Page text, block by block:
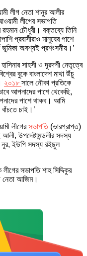
লীগ নেতা শানুর আলীর
লীগের সভাপতি
চৌধুরী। বক্তব্যে তিনি
প্রবাসীরাও মানুষের পাশে
ভূমিকা অবশ্যই প্রশংসনীয়।’
সাহসী ও দূরদর্শী নেতৃত্বে
বুকে বাংলাদেশ মাথা উঁচু
২০১৮সালে নৌকা প্রতিকে
আপনাদের পাশে থেকেছি,
পাশে থাকব। আমি
বাঁচতে চাই।’
লীগেরসভাপতি(ভারপ্রাপ্ত)
উপদেষ্টামন্ডলীর সদস্য
নুর, ইউপি সদস্য রইছুল
সভাপতি শাহ সিদ্দিকুর
নেতা আজিম।